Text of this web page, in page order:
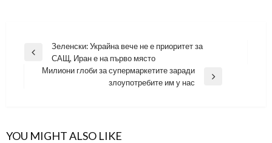
Навигация
Previous
Зеленски: Украйна вече не е приоритет за
САЩ, Иран е на първо място
Милиони глоби за супермаркетите заради
злоупотребите им у нас
YOU MIGHT ALSO LIKE